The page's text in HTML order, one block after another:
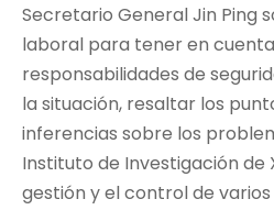
Secretario General Jin Ping
laboral para tener en
responsabilidades de
la situación, resaltar los
inferencias sobre los
Instituto de Investigación de
gestión y el control de